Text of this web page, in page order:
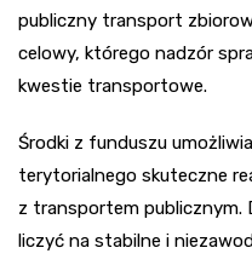
publiczny transport
celowy, którego nadzór
kwestie transportowe.
Środki z funduszu
terytorialnego skuteczne
z transportem publicznym.
liczyć na stabilne i